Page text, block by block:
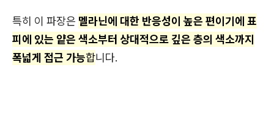
특히 이 파장은 멜라닌에 대한 반응성이 높은 편이기에 표
피에 있는 얕은 색소부터 상대적으로 깊은 층의 색소까지
폭넓게 접근 가능합니다.